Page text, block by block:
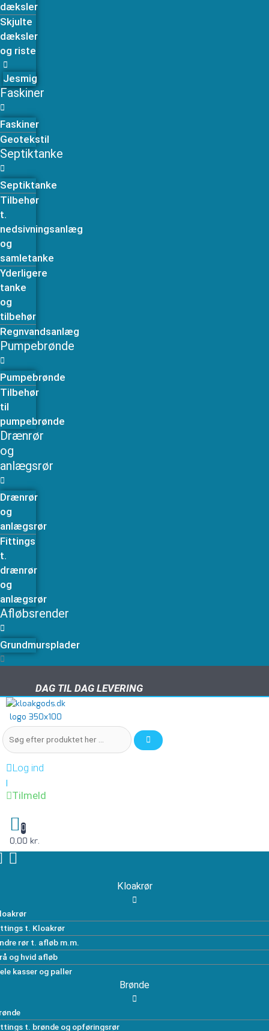
dæksler
Skjulte
dæksler
og riste
Jesmig
Faskiner
Faskiner
Geotekstil
Septiktanke
Septiktanke
Tilbehør
t.
nedsivningsanlæg
og
samletanke
Yderligere
tanke
og
tilbehør
Regnvandsanlæg
Pumpebrønde
Pumpebrønde
Tilbehør
til
pumpebrønde
Drænrør
og
anlægsrør
Drænrør
og
anlægsrør
Fittings
t.
drænrør
og
anlægsrør
Afløbsrender
Grundmursplader
DAG TIL DAG LEVERING
DAG TIL DAG LEVERING
Log ind
|
Tilmeld
0
0,00 kr.
Kloakrør
t. Kloakrør
rør t. afløb m.m.
og hvid afløb
kasser og paller
Brønde
t. brønde og opføringsrør